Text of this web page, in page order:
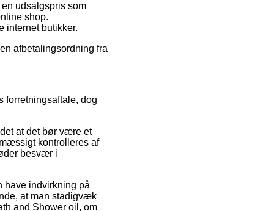
udsalgspris som
shop.
internet butikker.
afbetalingsordning fra
forretningsaftale, dog
at det bør være et
kontrolleres af
besvær i
have indvirkning på
at man stadigvæk
and Shower oil, om